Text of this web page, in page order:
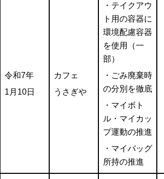
令和7年
1月10日
カフェ
うさぎや
・ テイクアウ
ト用の容器に
環境配慮容器
を使用（一
部）
・ ごみ廃棄時
の分別を徹底
・マイボト
ル・マイカッ
プ運動の推進
・ マイバッグ
所持の推進